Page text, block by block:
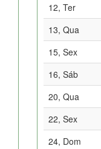
12, Ter
13, Qua
15, Sex
16, Sáb
20, Qua
22, Sex
24, Dom